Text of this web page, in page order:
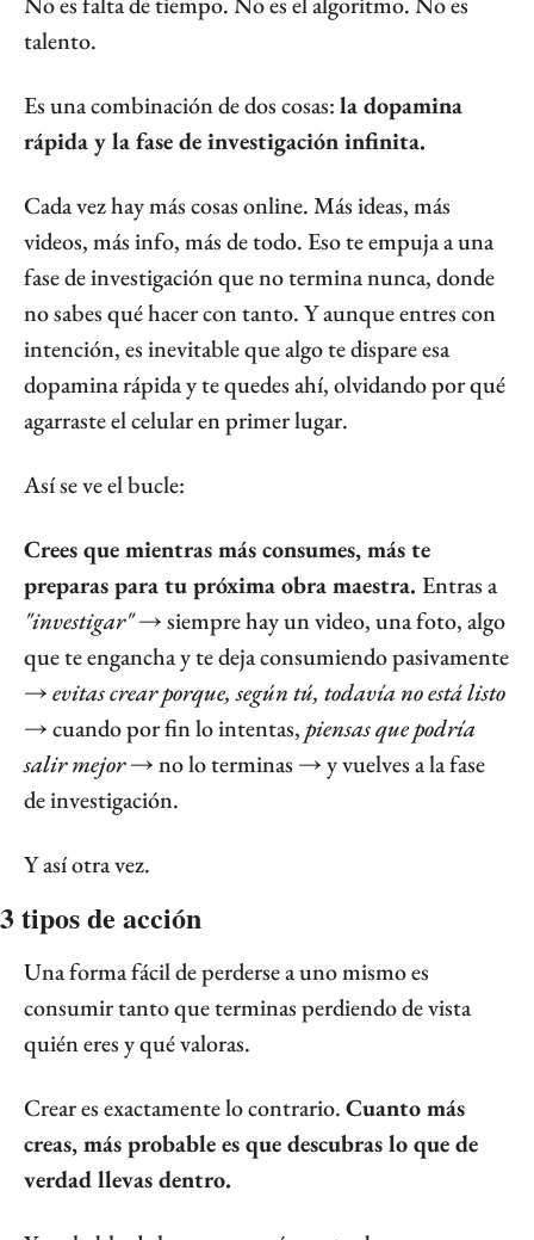
talento.
Es una combinación de dos cosas: la dopamina
rápida y la fase de investigación infinita.
Cada vez hay más cosas online. Más ideas, más
videos, más info, más de todo. Eso te empuja a una
fase de investigación que no termina nunca, donde
no sabes qué hacer con tanto. Y aunque entres con
intención, es inevitable que algo te dispare esa
dopamina rápida y te quedes ahí, olvidando por qué
agarraste el celular en primer lugar.
Así se ve el bucle:
Crees que mientras más consumes, más te
preparas para tu próxima obra maestra.
"investigar" → siempre hay un video, una foto, algo
que te engancha y te deja consumiendo pasivamente
→ evitas crear porque, según tú, todavía no está listo
→ cuando por fin lo intentas, piensas que podría
salir mejor → no lo terminas → y vuelves a la fase
de investigación.
Y así otra vez.
3 tipos de acción
Una forma fácil de perderse a uno mismo es
consumir tanto que terminas perdiendo de vista
quién eres y qué valoras.
Crear es exactamente lo contrario. Cuanto más
creas, más probable es que descubras lo que de
verdad llevas dentro.